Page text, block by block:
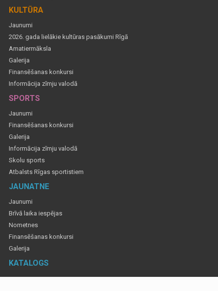
KULTŪRA
Jaunumi
2026. gada lielākie kultūras pasākumi Rīgā
Amatiermāksla
Galerija
Finansēšanas konkursi
Informācija zīmju valodā
SPORTS
Jaunumi
Finansēšanas konkursi
Galerija
Informācija zīmju valodā
Skolu sports
Atbalsts Rīgas sportistiem
JAUNATNE
Jaunumi
Brīvā laika iespējas
Nometnes
Finansēšanas konkursi
Galerija
KATALOGS